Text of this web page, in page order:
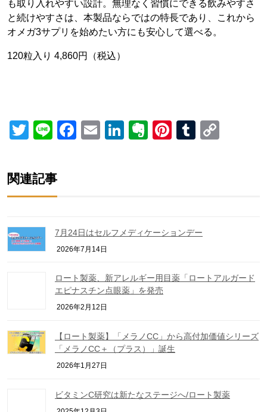
も取り入れやすい設計。無理なく習慣にできる飲みやすさ
と続けやすさは、本製品ならではの特長であり、これから
オメガ3サプリを始めたい方にも安心して選べる。
120粒入り 4,860円（税込）
Twitter
LineFacebook
EmailLinkedIn
Evernote
Pinterest
Tumblr
関連記事
7月24日はセルフメディケーションデー
2026年7月14日
ロート製薬、新アレルギー用目薬「ロートアルガード
エピナスチン点眼薬」を発売
2026年2月12日
【ロート製薬】「メラノCC」から高付加価値シリーズ
「メラノCC＋（プラス）」誕生
2026年1月27日
ビタミンC研究は新たなステージへ/ロート製薬